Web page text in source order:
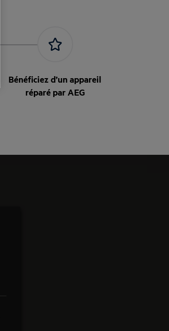
Bénéficiez d’un appareil
réparé par AEG